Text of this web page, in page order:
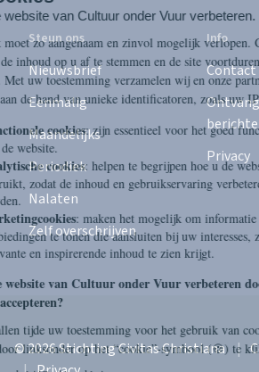
Steun ons
Nieuwsbrief
Eenmalig
Maandelijks
Periodiek
Nalaten
Zelf overschrijven
Info
Contact
Privacy
© 2026 Stichting Civitas Christiana